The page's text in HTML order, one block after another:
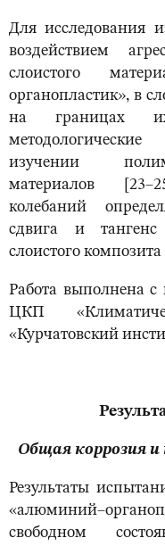
Для исследования
воздействием
слоистого
органопластик», в
на границах их
изучении
материалов
колебаний
сдвига и тангенс
слоистого
Работа выполнена с
ЦКП
«Курчатовский
Общая коррозия
Результаты
свободном